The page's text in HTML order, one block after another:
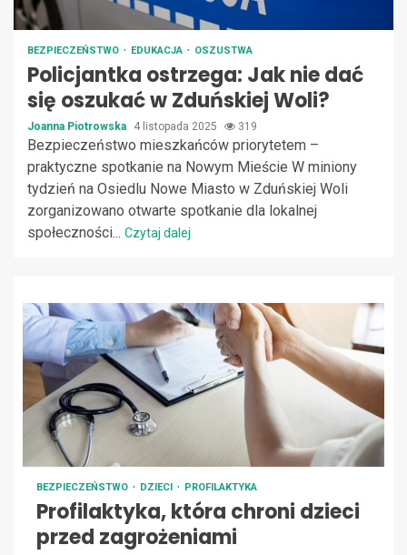
BEZPIECZEŃSTWO EDUKACJA OSZUSTWA
Policjantka ostrzega: Jak nie dać
się oszukać w Zduńskiej Woli?
Joanna Piotrowska 4 listopada 2025 319
Bezpieczeństwo mieszkańców priorytetem –
praktyczne spotkanie na Nowym Mieście W miniony
tydzień na Osiedlu Nowe Miasto w Zduńskiej Woli
zorganizowano otwarte spotkanie dla lokalnej
społeczności... Czytaj dalej
BEZPIECZEŃSTWO DZIECI PROFILAKTYKA
Profilaktyka, która chroni dzieci
przed zagrożeniami